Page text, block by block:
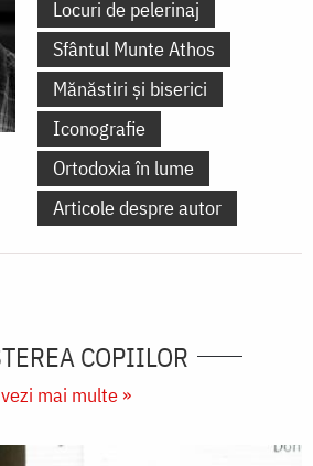
Locuri de pelerinaj
Sfântul Munte Athos
Mănăstiri și biserici
Iconografie
Ortodoxia în lume
Articole despre autor
COPIILOR
vezi mai multe »